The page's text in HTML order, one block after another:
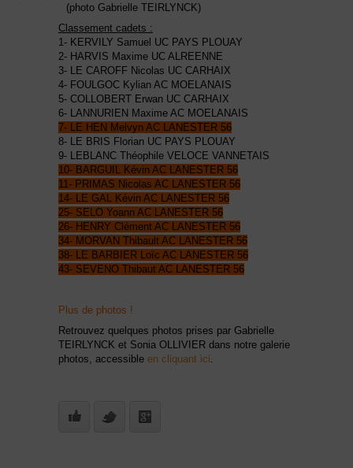
(photo Gabrielle TEIRLYNCK)
Classement cadets :
1- KERVILY Samuel UC PAYS PLOUAY
2- HARVIS Maxime UC ALREENNE
3- LE CAROFF Nicolas UC CARHAIX
4- FOULGOC Kylian AC MOELANAIS
5- COLLOBERT Erwan UC CARHAIX
6- LANNURIEN Maxime AC MOELANAIS
7- LE HEN Melvyn AC LANESTER 56
8- LE BRIS Florian UC PAYS PLOUAY
9- LEBLANC Théophile VELOCE VANNETAIS
10- BARGUIL Kévin AC LANESTER 56
11- PRIMAS Nicolas AC LANESTER 56
14- LE GAL Kévin AC LANESTER 56
25- SELO Yoann AC LANESTER 56
26- HENRY Clément AC LANESTER 56
34- MORVAN Thibault AC LANESTER 56
38- LE BARBIER Loïc AC LANESTER 56
43- SEVENO Thibaut AC LANESTER 56
Plus de photos !
Retrouvez quelques photos prises par Gabrielle
TEIRLYNCK et Sonia OLLIVIER dans notre galerie
photos, accessible en cliquant ici